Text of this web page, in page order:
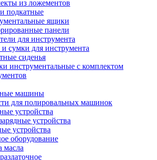
из ложементов
подкатные
ящики
панели
для инструмента
сумки для инструмента
сиденья
инструментальные с комплектом
машины
для полировальных машинок
устройства
устройства
устройства
оборудование
масла